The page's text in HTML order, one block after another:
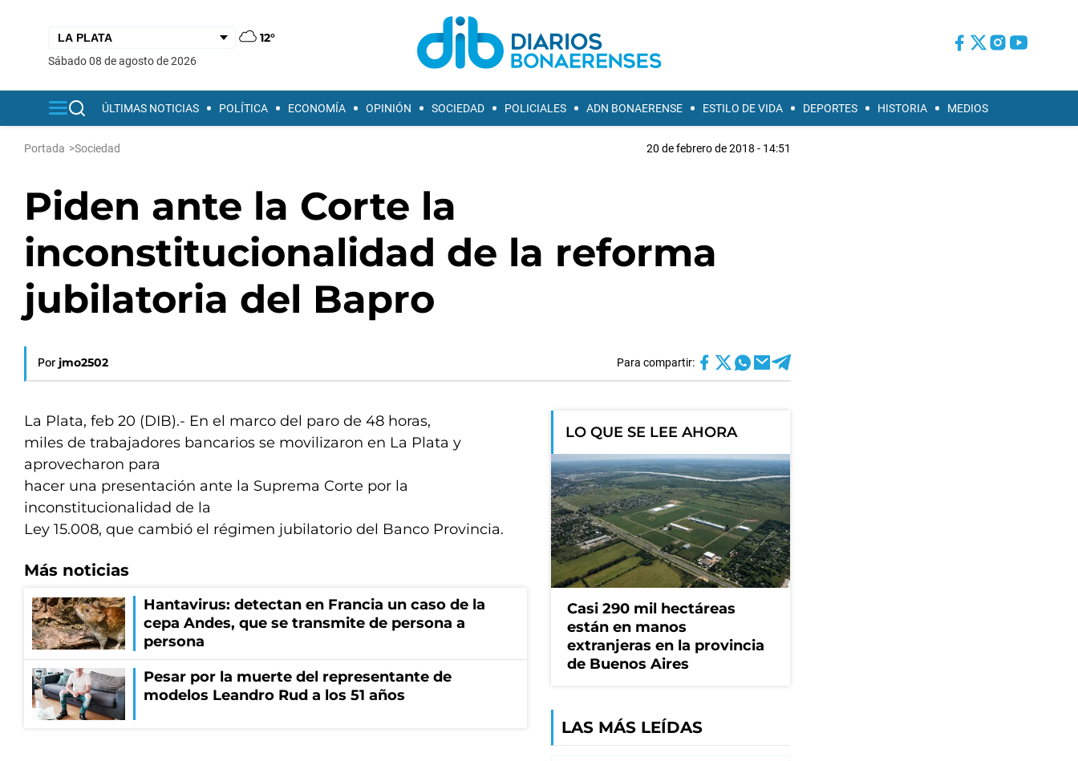
12°
sábado 08 de agosto de 2026
ÚLTIMAS NOTICIAS POLÍTICA ECONOMÍA OPINIÓN SOCIEDAD POLICIALES ADN BONAERENSE ESTILO DE VIDA DEPORTES HISTORIA MEDIOS
Portada >Sociedad 20 de febrero de 2018 - 14:51
Piden ante la Corte la
inconstitucionalidad de la reforma
jubilatoria del Bapro
Por jmo2502 Para compartir:
La Plata, feb 20 (DIB).- En el marco del paro de 48 horas,
miles de trabajadores bancarios se movilizaron en La Plata y
aprovecharon para
hacer una presentación ante la Suprema Corte por la
inconstitucionalidad de la
Ley 15.008, que cambió el régimen jubilatorio del Banco Provincia.
Más noticias
Hantavirus: detectan en Francia un caso de la
cepa Andes, que se transmite de persona a
persona
Pesar por la muerte del representante de
modelos Leandro Rud a los 51 años
LO QUE SE LEE AHORA
Casi 290 mil hectáreas
están en manos
extranjeras en la provincia
de Buenos Aires
LAS MÁS LEÍDAS